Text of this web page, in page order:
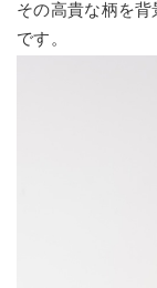
その高貴な柄を
です。